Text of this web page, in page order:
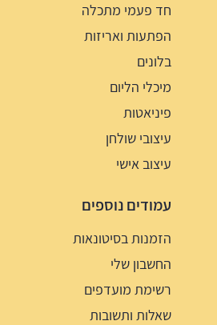
חד פעמי מתכלה
הפתעות ואריזות
בלונים
מיכלי הליום
פיניאטות
עיצובי שולחן
עיצוב אישי
עמודים נוספים
הזמנות בסיטונאות
החשבון שלי
רשימת מועדפים
שאלות ותשובות